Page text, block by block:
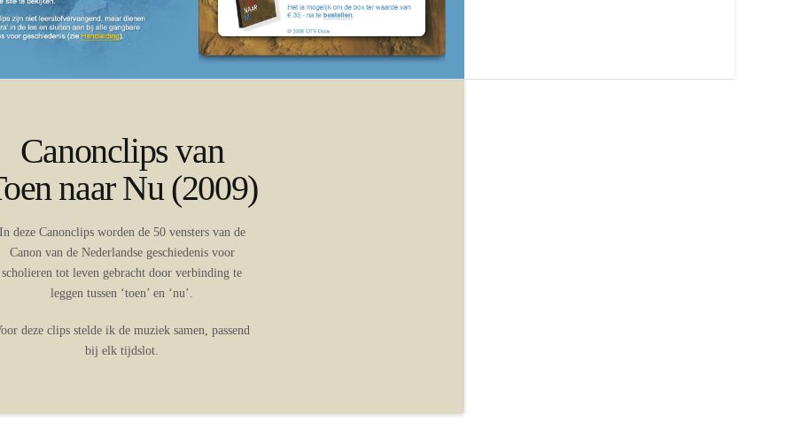
Canonclips van
naar Nu (2009)
deze Canonclips worden de 50 vensters van de
Canon van de Nederlandse geschiedenis voor
scholieren tot leven gebracht door verbinding te
leggen tussen ‘toen’ en ‘nu’.
deze clips stelde ik de muziek samen, passend
bij elk tijdslot.